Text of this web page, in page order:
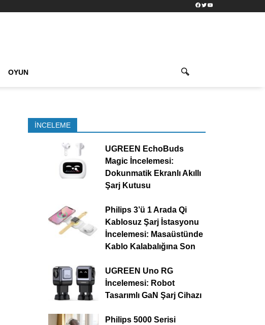
Facebook
TwitterYouTube
OYUN
İNCELEME
UGREEN EchoBuds
Magic İncelemesi:
Dokunmatik Ekranlı Akıllı
Şarj Kutusu
Philips 3’ü 1 Arada Qi
Kablosuz Şarj İstasyonu
İncelemesi: Masaüstünde
Kablo Kalabalığına Son
UGREEN Uno RG
İncelemesi: Robot
Tasarımlı GaN Şarj Cihazı
Philips 5000 Serisi